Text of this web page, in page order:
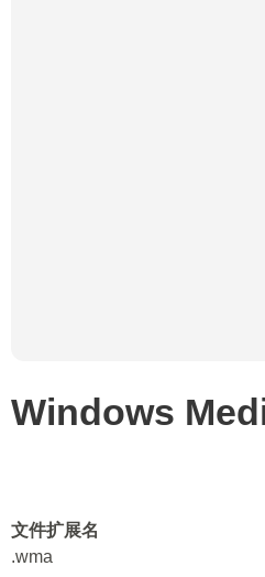
Windows
文件扩展名
.wma